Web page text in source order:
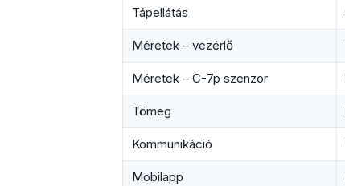
Tápellátás
Méretek – vezérlő
Méretek – C-7p szenzor
Tömeg
Kommunikáció
Mobilapp